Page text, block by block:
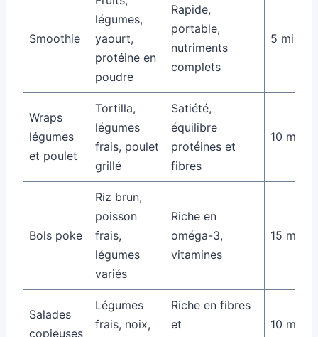
Smoothie
légumes,
yaourt,
protéine en
poudre
Rapide,
portable,
nutriments
complets
5
Wraps
légumes
et poulet
Tortilla,
légumes
frais, poulet
grillé
Satiété,
équilibre
protéines et
fibres
10
Bols poke
Riz brun,
poisson
frais,
légumes
variés
Riche en
oméga-3,
vitamines
15
Salades
copieuses
Légumes
frais, noix,
Riche en fibres
et
10